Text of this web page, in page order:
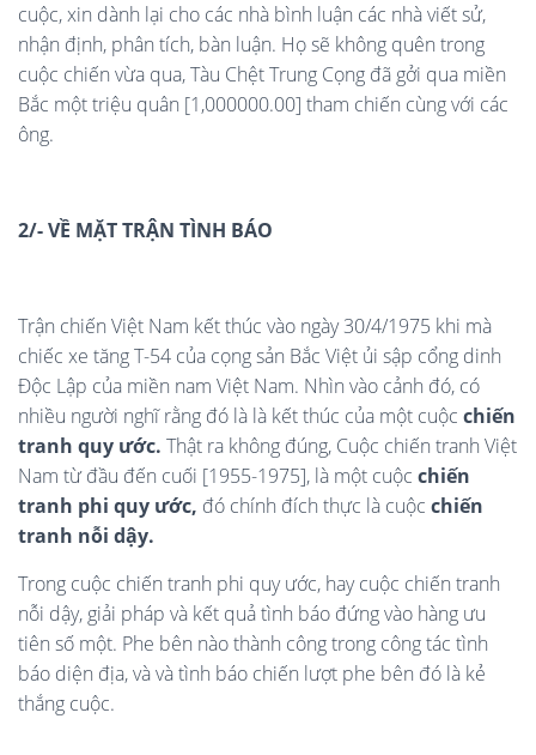
cuộc, xin dành lại cho các nhà bình luận các nhà viết sử,
nhận định, phân tích, bàn luận. Họ sẽ không quên trong
cuộc chiến vừa qua, Tàu Chệt Trung Cọng đã gởi qua miền
Bắc một triệu quân [1,000000.00] tham chiến cùng với các
ông.
2/- VỀ MẶT TRẬN TÌNH BÁO
Trận chiến Việt Nam kết thúc vào ngày 30/4/1975 khi mà
chiếc xe tăng T-54 của cọng sản Bắc Việt ủi sập cổng dinh
Độc Lập của miền nam Việt Nam. Nhìn vào cảnh đó, có
nhiều người nghĩ rằng đó là là kết thúc của một cuộc chiến
tranh quy ước. Thật ra không đúng, Cuộc chiến tranh Việt
Nam từ đầu đến cuối [1955-1975], là một cuộc chiến
tranh phi quy ước, đó chính đích thực là cuộc chiến
tranh nỗi dậy.
Trong cuộc chiến tranh phi quy ước, hay cuộc chiến tranh
nỗi dậy, giải pháp và kết quả tình báo đứng vào hàng ưu
tiên số một. Phe bên nào thành công trong công tác tình
báo diện địa, và và tình báo chiến lượt phe bên đó là kẻ
thắng cuộc.